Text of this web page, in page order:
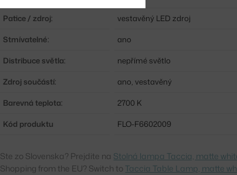
Patice / zdroj:
vestavěný LED zdroj
Stmívatelné:
ano
Distribuce světla:
nepřímé světlo
Zdroj součástí:
ano, vestavěný
Barevná teplota:
2700 K
Kód produktu
FLO-F6602009
Ste zo Slovenska? Prejdite na Stolná lampa Taccia, matte
Shopping from the EU? Switch to Taccia Table Lamp, matte